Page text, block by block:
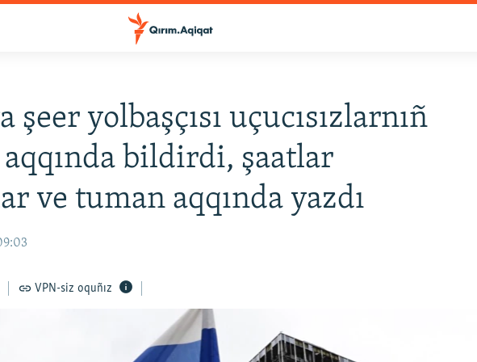
şeer yolbaşçısı uçucısızlarnıñ
bildirdi, şaatlar
ve tuman aqqında yazdı
VPN-siz oquñız